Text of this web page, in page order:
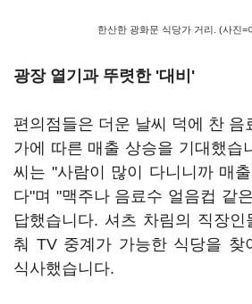
한산한 광화문 식당가 거리. (사진=
광장 열기과 뚜렷한 '대비'
편의점들은 더운 날씨 덕에 찬 음
가에 따른 매출 상승을 기대했습
씨는 "사람이 많이 다니니까 매
다"며 "맥주나 음료수 얼음컵 같
답했습니다. 셔츠 차림의 직장
춰 TV 중계가 가능한 식당을 찾
식사했습니다.